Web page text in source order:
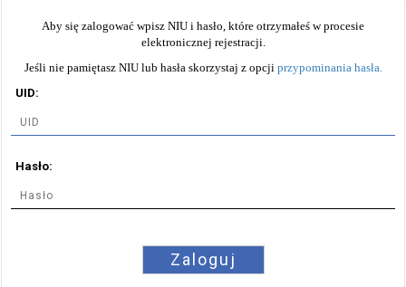
Aby się zalogować wpisz NIU i hasło, które otrzymałeś w procesie
elektronicznej rejestracji.
Jeśli nie pamiętasz NIU lub hasła skorzystaj z opcji przypominania hasła.
UID:
Hasło:
Zaloguj